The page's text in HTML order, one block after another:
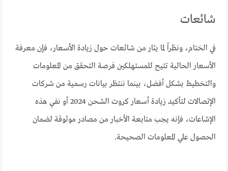
شائعات
في الختام، ونظراً لما يثار من شائعات حول زيادة الأسعار، فإن معرفة
الأسعار الحالية تتيح للمستهلكين فرصة التحقق من المعلومات
والتخطيط بشكل أفضل، بينما ننتظر بيانات رسمية من شركات
الإتصالات لتأكيد زيادة أسعار كروت الشحن 2024 أو نفي هذه
الإشاعات، فإنه يجب متابعة الأخبار من مصادر موثوقة لضمان
الحصول علي المعلومات الصحيحة.